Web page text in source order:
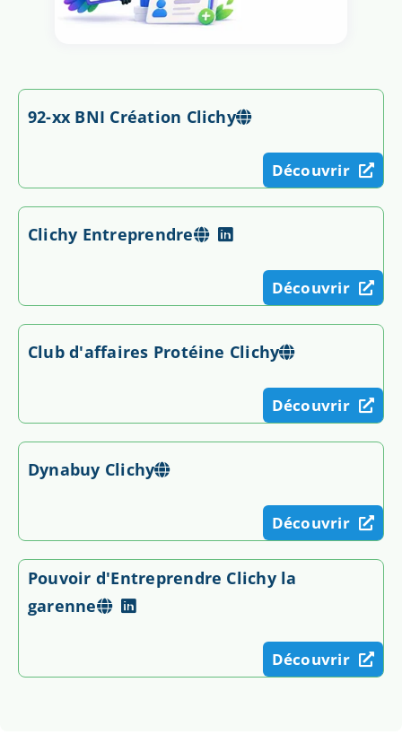
92-xx BNI Création Clichy
Découvrir
Clichy Entreprendre
Découvrir
Club d'affaires Protéine Clichy
Découvrir
Dynabuy Clichy
Découvrir
Pouvoir d'Entreprendre Clichy la
garenne
Découvrir